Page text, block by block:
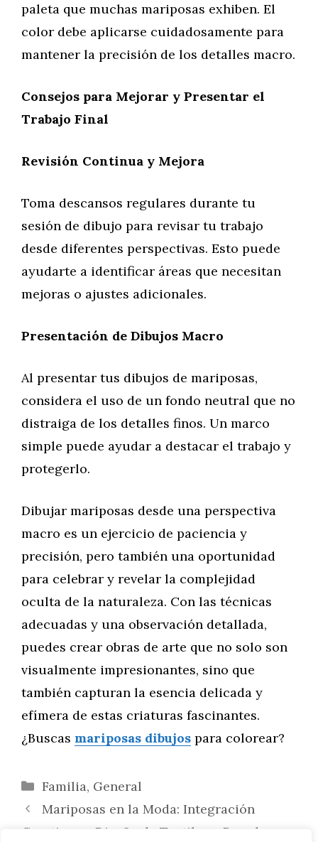
paleta que muchas mariposas exhiben. El
color debe aplicarse cuidadosamente para
mantener la precisión de los detalles macro.
Consejos para Mejorar y Presentar el
Trabajo Final
Revisión Continua y Mejora
Toma descansos regulares durante tu
sesión de dibujo para revisar tu trabajo
desde diferentes perspectivas. Esto puede
ayudarte a identificar áreas que necesitan
mejoras o ajustes adicionales.
Presentación de Dibujos Macro
Al presentar tus dibujos de mariposas,
considera el uso de un fondo neutral que no
distraiga de los detalles finos. Un marco
simple puede ayudar a destacar el trabajo y
protegerlo.
Dibujar mariposas desde una perspectiva
macro es un ejercicio de paciencia y
precisión, pero también una oportunidad
para celebrar y revelar la complejidad
oculta de la naturaleza. Con las técnicas
adecuadas y una observación detallada,
puedes crear obras de arte que no solo son
visualmente impresionantes, sino que
también capturan la esencia delicada y
efímera de estas criaturas fascinantes.
¿Buscas mariposas dibujos para colorear?
Categorías
Familia, General
Mariposas en la Moda: Integración
Creativa en Diseño de Textiles y Prendas